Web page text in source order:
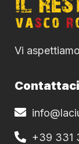
Vi
Contattaci
+39 331